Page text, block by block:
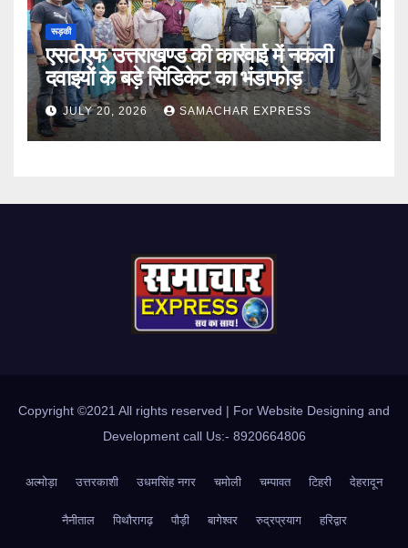
रूड़की
एसटीएफ उत्तराखण्ड की कार्रवाई में नकली
दवाइयों के बड़े सिंडिकेट का भंडाफोड़
JULY 20, 2026 SAMACHAR EXPRESS
Copyright ©2021 All rights reserved | For Website Designing and
Development call Us:- 8920664806
अल्मोड़ा उत्तरकाशी उधमसिंह नगर चमोली चम्पावत टिहरी देहरादून
नैनीताल पिथौरागढ़ पौड़ी बागेश्वर रुद्रप्रयाग हरिद्वार